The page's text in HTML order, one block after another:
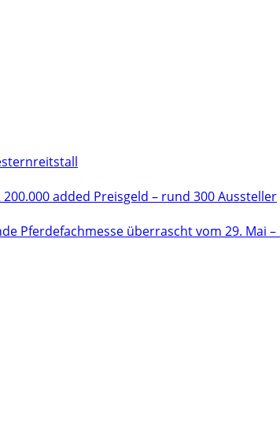
added Preisgeld – rund 300 Aussteller
Pferdefachmesse überrascht vom 29. Mai